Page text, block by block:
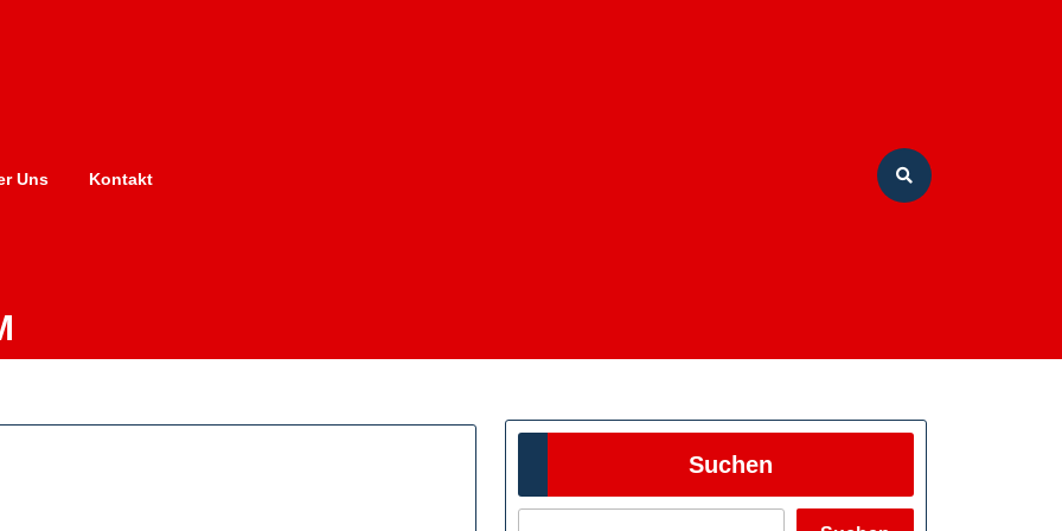
Uns Kontakt
Suchen